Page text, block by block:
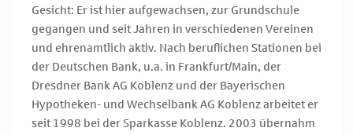
Gesicht: Er ist hier aufgewachsen, zur Grundschule
gegangen und seit Jahren in verschiedenen Vereinen
und ehrenamtlich aktiv. Nach beruflichen Stationen bei
der Deutschen Bank, u.a. in Frankfurt/Main, der
Dresdner Bank AG Koblenz und der Bayerischen
Hypotheken- und Wechselbank AG Koblenz arbeitet er
seit 1998 bei der Sparkasse Koblenz. 2003 übernahm